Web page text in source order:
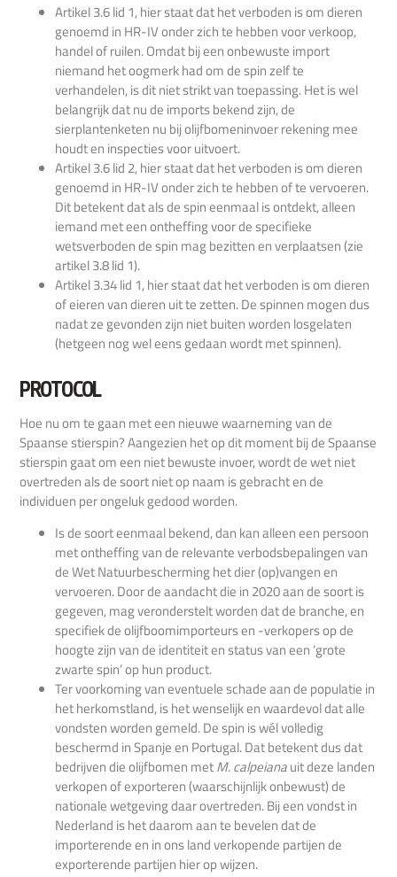
Artikel 3.6 lid 1, hier staat dat het verboden is om dieren
genoemd in HR-IV onder zich te hebben voor verkoop,
handel of ruilen. Omdat bij een onbewuste import
niemand het oogmerk had om de spin zelf te
verhandelen, is dit niet strikt van toepassing. Het is wel
belangrijk dat nu de imports bekend zijn, de
sierplantenketen nu bij olijfbomeninvoer rekening mee
houdt en inspecties voor uitvoert.
Artikel 3.6 lid 2, hier staat dat het verboden is om dieren
genoemd in HR-IV onder zich te hebben of te vervoeren.
Dit betekent dat als de spin eenmaal is ontdekt, alleen
iemand met een ontheffing voor de specifieke
wetsverboden de spin mag bezitten en verplaatsen (zie
artikel 3.8 lid 1).
Artikel 3.34 lid 1, hier staat dat het verboden is om dieren
of eieren van dieren uit te zetten. De spinnen mogen dus
nadat ze gevonden zijn niet buiten worden losgelaten
(hetgeen nog wel eens gedaan wordt met spinnen).
PROTOCOL
Hoe nu om te gaan met een nieuwe waarneming van de
Spaanse stierspin? Aangezien het op dit moment bij de Spaanse
stierspin gaat om een niet bewuste invoer, wordt de wet niet
overtreden als de soort niet op naam is gebracht en de
individuen per ongeluk gedood worden.
Is de soort eenmaal bekend, dan kan alleen een persoon
met ontheffing van de relevante verbodsbepalingen van
de Wet Natuurbescherming het dier (op)vangen en
vervoeren. Door de aandacht die in 2020 aan de soort is
gegeven, mag veronderstelt worden dat de branche, en
specifiek de olijfboomimporteurs en -verkopers op de
hoogte zijn van de identiteit en status van een ‘grote
zwarte spin’ op hun product.
Ter voorkoming van eventuele schade aan de populatie in
het herkomstland, is het wenselijk en waardevol dat alle
vondsten worden gemeld. De spin is wél volledig
beschermd in Spanje en Portugal. Dat betekent dus dat
bedrijven die olijfbomen metM. calpeianauit deze landen
verkopen of exporteren (waarschijnlijk onbewust) de
nationale wetgeving daar overtreden. Bij een vondst in
Nederland is het daarom aan te bevelen dat de
importerende en in ons land verkopende partijen de
exporterende partijen hier op wijzen.